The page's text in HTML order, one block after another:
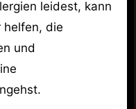
leidest, kann
helfen, die
und